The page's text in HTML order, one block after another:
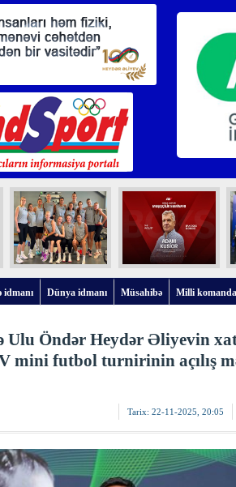
idmanı Dünya idmanı Müsahibə Milli
Ulu Öndər Heydər Əliyevin
mini futbol turnirinin açılış
Tarix: 22-11-2025, 20:05